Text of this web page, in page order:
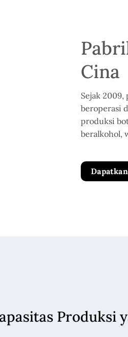
Cina
Sejak
beroperasi
produksi
beralkohol,
Produksi